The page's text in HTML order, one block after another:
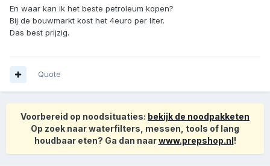
En waar kan ik het beste petroleum kopen?
Bij de bouwmarkt kost het 4euro per liter.
Das best prijzig.
Quote
Voorbereid op noodsituaties: bekijk de noodpakketen
Op zoek naar waterfilters, messen, tools of lang
houdbaar eten? Ga dan naarwww.prepshop.nl!